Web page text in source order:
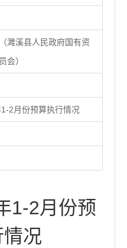
濉溪县人民政府国有资
会）
2月份预算执行情况
1-2月份预
况